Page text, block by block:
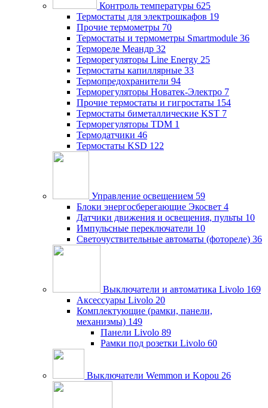
Контроль температуры 625
Термостаты для электрошкафов 19
Прочие термометры 70
Термостаты и термометры Smartmodule 36
Термореле Меандр 32
Терморегуляторы Line Energy 25
Термостаты капиллярные 33
Термопредохранители 94
Терморегуляторы Новатек-Электро 7
Прочие термостаты и гигростаты 154
Термостаты биметаллические KST 7
Терморегуляторы TDM 1
Термодатчики 46
Термостаты KSD 122
Управление освещением 59
Блоки энергосберегающие Экосвет 4
Датчики движения и освещения, пульты 10
Импульсные переключатели 10
Светочуствительные автоматы (фотореле) 36
Выключатели и автоматика Livolo 169
Аксессуары Livolo 20
Комплектующие (рамки, панели,
механизмы) 149
Панели Livolo 89
Рамки под розетки Livolo 60
Выключатели Wemmon и Kopou 26